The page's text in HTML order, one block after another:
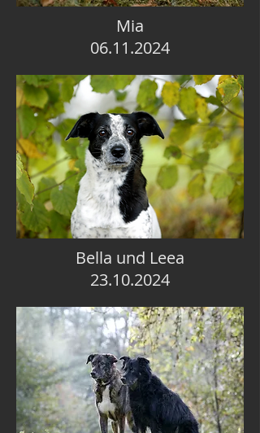
Mia
06.11.2024
Bella und Leea
23.10.2024